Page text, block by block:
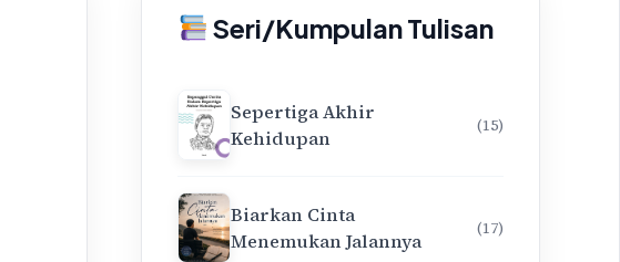
Seri/Kumpulan Tulisan
Sepertiga Akhir
Kehidupan
(15)
Biarkan Cinta
Menemukan Jalannya
(17)